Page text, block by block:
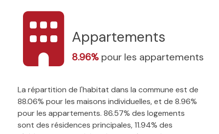
Appartements
8.96% pour les appartements
La répartition de l'habitat dans la commune est de
88.06% pour les maisons individuelles, et de 8.96%
pour les appartements. 86.57% des logements
sont des résidences principales, 11.94% des